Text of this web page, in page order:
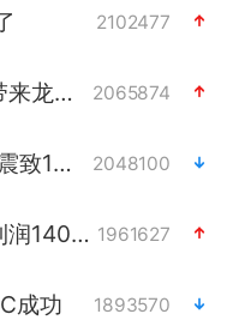
2102477
上海：台风白海豚或将带来龙卷风 2065874
四川宜宾市高县4.9级地震致1人死亡 2048100
中巨芯：上半年归母净利润1405.77万元 1961627
成功 1893570